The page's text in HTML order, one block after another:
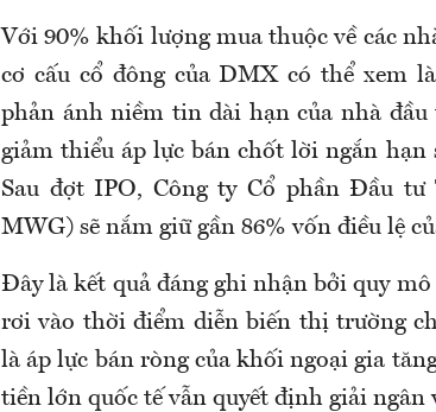
Với 90% khối lượng mua thuộc về các
cơ cấu cổ đông của DMX có thể xem
phản ánh niềm tin dài hạn của nhà
giảm thiểu áp lực bán chốt lời ngắn hạn
Sau đợt IPO, Công ty Cổ phần Đầu
MWG) sẽ nắm giữ gần 86% vốn điều lệ
Đây là kết quả đáng ghi nhận bởi quy
rơi vào thời điểm diễn biến thị trường
là áp lực bán ròng của khối ngoại gia
tiền lớn quốc tế vẫn quyết định giải ngân